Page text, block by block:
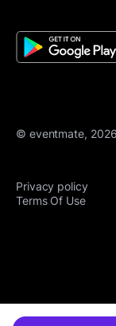
© eventmate, 2026
Privacy policy
Terms Of Use